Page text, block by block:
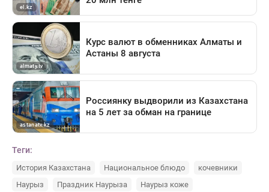
Теги:
История Казахстана Национальное блюдо
кочевники
Наурыз
Праздник Наурыза Наурыз коже